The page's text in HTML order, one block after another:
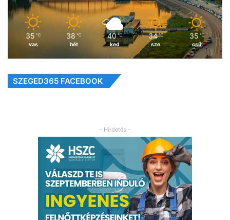
35 ℃
vas
38 ℃
hét
40 ℃
ked
34 ℃
sze
35 ℃
csü
SZEGED365 FACEBOOK
- Hirdetés -